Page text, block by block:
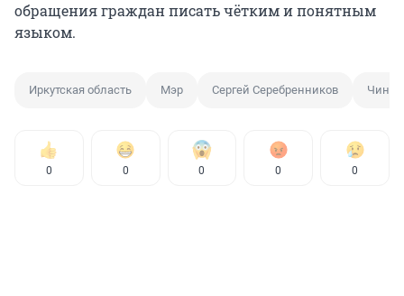
обращения граждан писать чётким и понятным
языком.
Иркутская область Мэр Сергей Серебренников
0 0 0 0 0